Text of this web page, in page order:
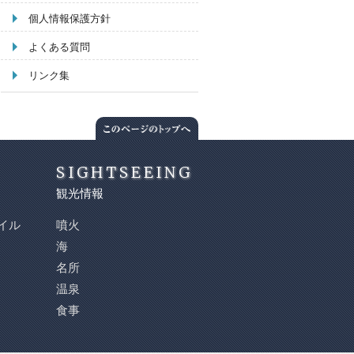
個人情報保護方針
よくある質問
リンク集
ル
SIGHTSEEING
観光情報
噴火
海
名所
温泉
食事